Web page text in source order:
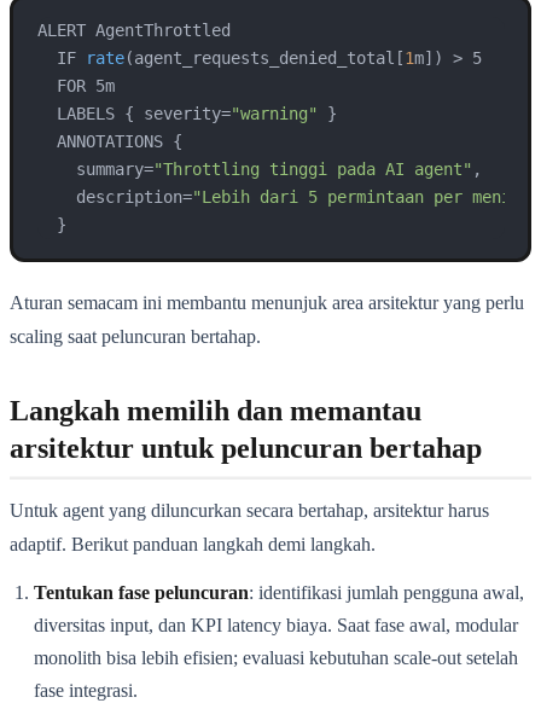
ALERT AgentThrottled
  IF
rate(agent_requests_denied_total[1m]) > 5
  FOR 5m
  LABELS
{ severity="warning" }
  ANNOTATIONS {
    summary=
"Throttling tinggi pada AI agent" ,
    description=
"Lebih dari 5 permintaan per menit
Aturan semacam ini membantu menunjuk area arsitektur yang perlu
scaling saat peluncuran bertahap.
Langkah memilih dan memantau
arsitektur untuk peluncuran bertahap
Untuk agent yang diluncurkan secara bertahap, arsitektur harus
adaptif. Berikut panduan langkah demi langkah.
Tentukan fase peluncuran: identifikasi jumlah pengguna awal,
diversitas input, dan KPI latency biaya. Saat fase awal, modular
monolith bisa lebih efisien; evaluasi kebutuhan scale-out setelah
fase integrasi.